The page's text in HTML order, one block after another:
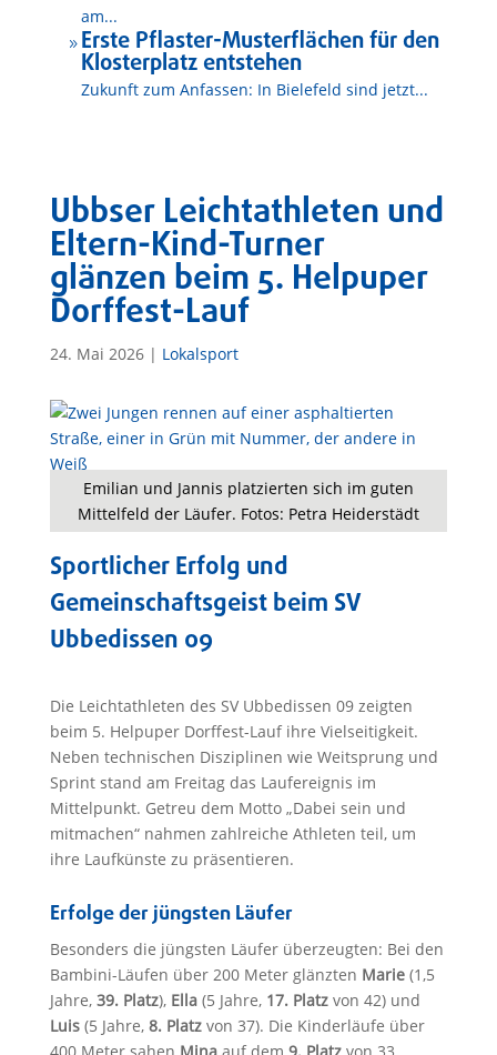
am...
9 Erste Pflaster-Musterflächen für den
Klosterplatz entstehen
Zukunft zum Anfassen: In Bielefeld sind jetzt...
Ubbser Leichtathleten und
Eltern-Kind-Turner
glänzen beim 5. Helpuper
Dorffest-Lauf
24. Mai 2026| Lokalsport
Emilian und Jannis platzierten sich im guten
Mittelfeld der Läufer. Fotos: Petra Heiderstädt
Sportlicher Erfolg und
Gemeinschaftsgeist beim SV
Ubbedissen 09
Die Leichtathleten des SV Ubbedissen 09 zeigten
beim 5. Helpuper Dorffest-Lauf ihre Vielseitigkeit.
Neben technischen Disziplinen wie Weitsprung und
Sprint stand am Freitag das Laufereignis im
Mittelpunkt. Getreu dem Motto „Dabei sein und
mitmachen“ nahmen zahlreiche Athleten teil, um
ihre Laufkünste zu präsentieren.
Erfolge der jüngsten Läufer
Besonders die jüngsten Läufer überzeugten: Bei den
Bambini-Läufen über 200 Meter glänzten Marie(1,5
Jahre, 39. Platz), Ella(5 Jahre, 17. Platzvon 42) und
Luis(5 Jahre, 8. Platzvon 37). Die Kinderläufe über